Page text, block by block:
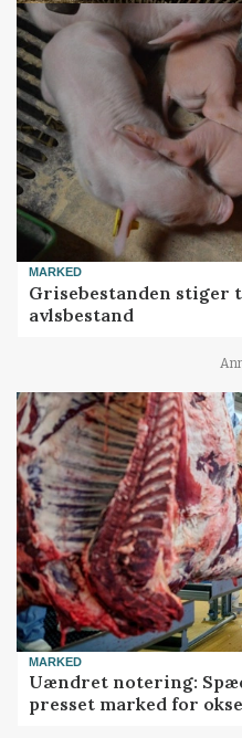
MARKED
Grisebestanden stiger
avlsbestand
MARKED
Uændret notering:
presset marked for